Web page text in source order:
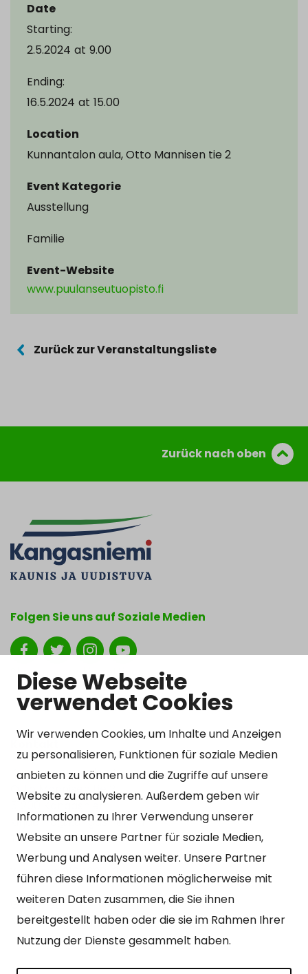
Diese Webseite
verwendet Cookies
Wir verwenden Cookies, um Inhalte und Anzeigen
zu personalisieren, Funktionen für soziale Medien
anbieten zu können und die Zugriffe auf unsere
Website zu analysieren. Außerdem geben wir
Informationen zu Ihrer Verwendung unserer
Website an unsere Partner für soziale Medien,
Werbung und Analysen weiter. Unsere Partner
führen diese Informationen möglicherweise mit
weiteren Daten zusammen, die Sie ihnen
bereitgestellt haben oder die sie im Rahmen Ihrer
Nutzung der Dienste gesammelt haben.
Date
Starting:
2.5.2024 at 9.00
Ending:
16.5.2024 at 15.00
Location
Kunnantalon aula, Otto Mannisen tie 2
Event Kategorie
Ausstellung
Familie
Event-Website
www.puulanseutuopisto.fi
Zurück zur Veranstaltungsliste
Zurück nach oben
Folgen Sie uns auf Soziale Medien
Show my cookie settings
Kangasniemen kunta
Otto Mannisen tie 2
51200 Kangasniemi
kirjaamo@kangasniemi.fi
Tel. 040 719 9370
Y-tunnus 0164690-3
Geöffnet
Mo – Fr 9-15 Uhr.